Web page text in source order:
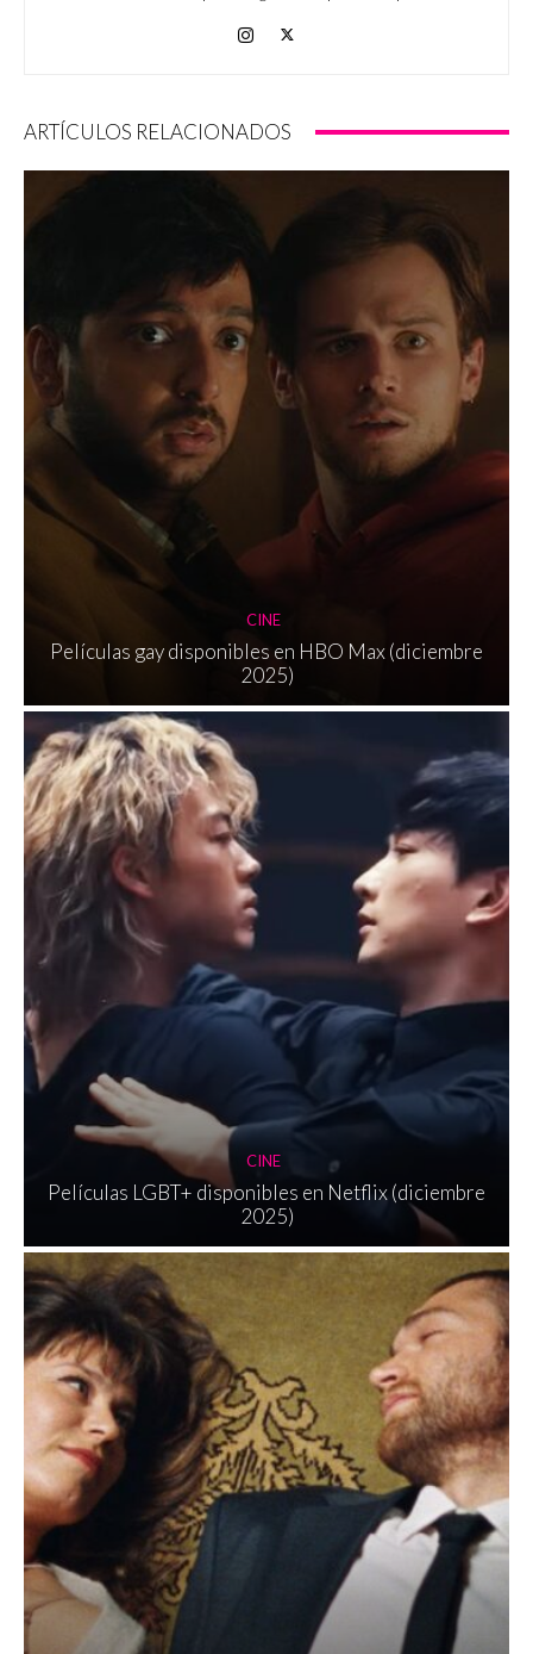
ARTÍCULOS RELACIONADOS
CINE
Películas gay disponibles en HBO Max (diciembre
2025)
CINE
Películas LGBT+ disponibles en Netflix (diciembre
2025)